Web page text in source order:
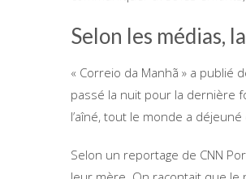
Selon les médias,
« Correio da Manhã » a publié
passé la nuit pour la dernière
l’aîné, tout le monde a
Selon un reportage de CNN